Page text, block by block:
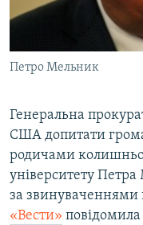
СПЕЦПРОЄКТИ
РУС
УКР
КТАТ
ДОЛУЧАЙСЯ!
Петро Мельник
Генеральна
США допитати
родичами
університету
за звинуваченнями
«Вести» повідомила